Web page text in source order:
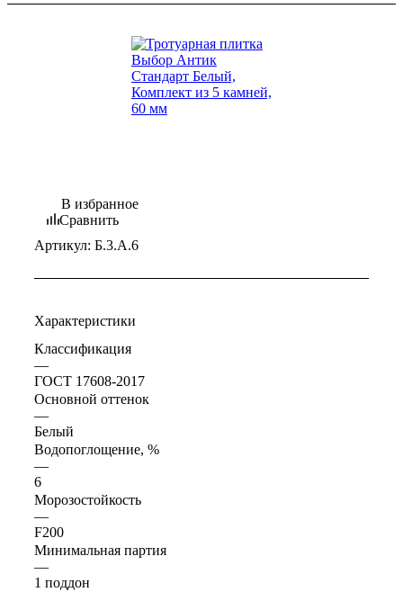
В избранное
Сравнить
Артикул: Б.3.А.6
Характеристики
Классификация
—
ГОСТ 17608-2017
Основной оттенок
—
Белый
Водопоглощение, %
—
6
Морозостойкость
—
F200
Минимальная партия
—
1 поддон